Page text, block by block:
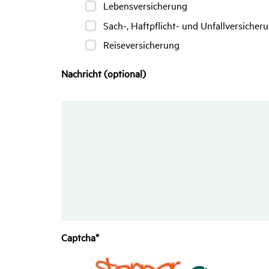
Lebensversicherung
Lebensversicherung
Sach-,
Haftpflicht-
Unfallversicherung
Sach-, Haftpflicht- und
ReiseversicherungReiseversicherung
Nachricht (optional)
Captcha*